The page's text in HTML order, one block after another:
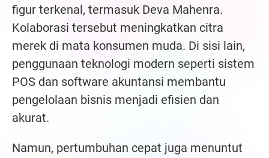
figur terkenal, termasuk Deva Mahenra.
Kolaborasi tersebut meningkatkan citra
merek di mata konsumen muda. Di sisi lain,
penggunaan teknologi modern seperti sistem
POS dan software akuntansi membantu
pengelolaan bisnis menjadi efisien dan
akurat.
Namun, pertumbuhan cepat juga menuntut